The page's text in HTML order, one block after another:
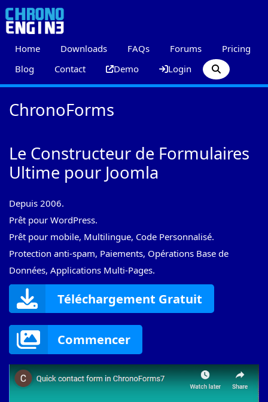
Home Downloads FAQs Forums
Pricing
Blog
Contact Demo Login
ChronoForms
Le Constructeur de Formulaires
Ultime pour Joomla
Depuis 2006.
Prêt pour WordPress.
Prêt pour mobile, Multilingue, Code Personnalisé.
Protection anti-spam, Paiements, Opérations Base de
Données, Applications Multi-Pages.
Téléchargement Gratuit
Commencer